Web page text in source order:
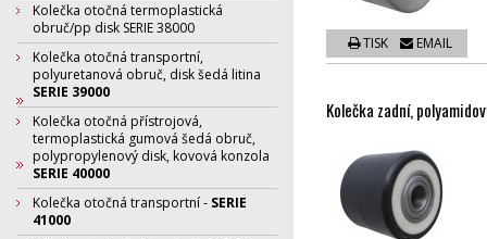
Kolečka otočná termoplastická
obruč/pp disk SERIE 38000
Kolečka otočná transportní,
polyuretanová obruč, disk šedá litina
SERIE 39000
Kolečka otočná přístrojová,
termoplastická gumová šedá obruč,
polypropylenový disk, kovová konzola
SERIE 40000
Kolečka otočná transportní - SERIE
41000
TISK EMAIL
Kolečka zadní,